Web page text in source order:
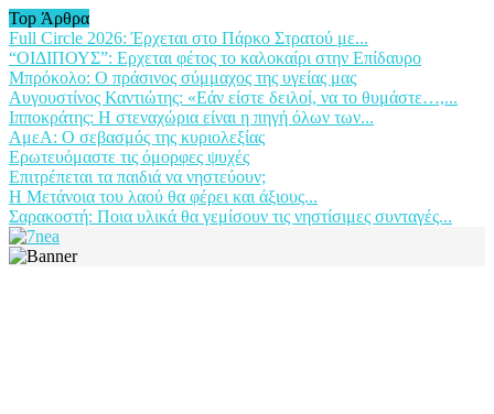
Top Άρθρα
Full Circle 2026: Έρχεται στο Πάρκο Στρατού με...
“ΟΙΔΙΠΟΥΣ”: Ερχεται φέτος το καλοκαίρι στην Επίδαυρο
Μπρόκολο: Ο πράσινος σύμμαχος της υγείας μας
Αυγουστίνος Καντιώτης: «Εάν είστε δειλοί, να το θυμάστε…,...
Ιπποκράτης: Η στεναχώρια είναι η πηγή όλων των...
ΑμεΑ: Ο σεβασμός της κυριολεξίας
Ερωτευόμαστε τις όμορφες ψυχές
Επιτρέπεται τα παιδιά να νηστεύουν;
Η Μετάνοια του λαού θα φέρει και άξιους...
Σαρακοστή: Ποια υλικά θα γεμίσουν τις νηστίσιμες συνταγές...